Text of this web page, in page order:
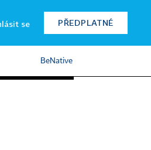
se PŘEDPLATNÉ
BeNative